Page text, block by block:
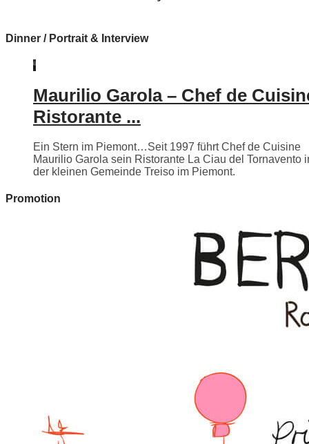
Dinner / Portrait & Interview
Maurilio Garola – Chef de
Ristorante ...
Ein Stern im Piemont…Seit 1997 führt Chef de Cuisine
Maurilio Garola sein Ristorante La Ciau del Tornavento
der kleinen Gemeinde Treiso im Piemont.
Promotion